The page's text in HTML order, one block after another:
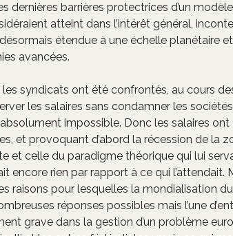
dernières barrières protectrices d’un
atteint dans l’intérêt général,
étendue à une échelle planétaire
avancées.
les syndicats ont été confrontés, au cours
les salaires sans condamner les
impossible. Donc les salaires
et provoquant d’abord la récession de la
et celle du paradigme théorique qui lui
encore rien par rapport à ce qui l’attendait.
raisons pour lesquelles la mondialisation
réponses possibles mais l’une
grave dans la gestion d’un problème